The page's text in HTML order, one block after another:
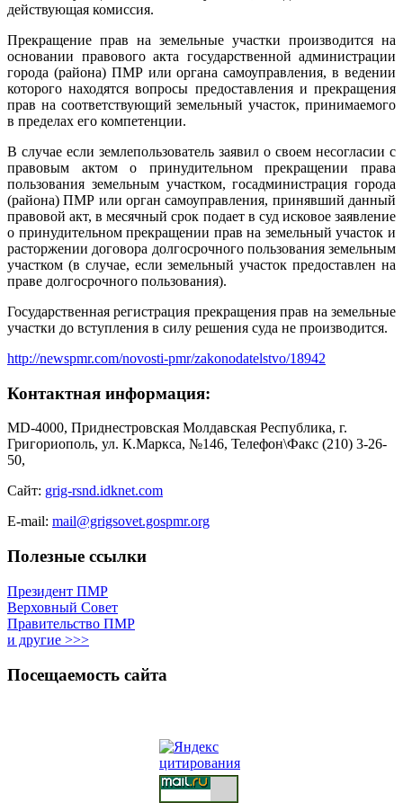
действующая комиссия.
Прекращение прав на земельные участки производится на
основании правового акта государственной администрации
города (района) ПМР или органа самоуправления, в ведении
которого находятся вопросы предоставления и прекращения
прав на соответствующий земельный участок, принимаемого
в пределах его компетенции.
В случае если землепользователь заявил о своем несогласии с
правовым актом о принудительном прекращении права
пользования земельным участком, госадминистрация города
(района) ПМР или орган самоуправления, принявший данный
правовой акт, в месячный срок подает в суд исковое заявление
о принудительном прекращении прав на земельный участок и
расторжении договора долгосрочного пользования земельным
участком (в случае, если земельный участок предоставлен на
праве долгосрочного пользования).
Государственная регистрация прекращения прав на земельные
участки до вступления в силу решения суда не производится.
http://newspmr.com/novosti-pmr/zakonodatelstvo/18942
Контактная информация:
MD-4000, Приднестровская Молдавская Республика, г.
Григориополь, ул. К.Маркса, №146, Телефон\Факс (210) 3-26-
50,
Сайт: grig-rsnd.idknet.com
E-mail: mail@grigsovet.gospmr.org
Полезные ссылки
Президент ПМР
Верховный Совет
Правительство ПМР
и другие >>>
Посещаемость сайта